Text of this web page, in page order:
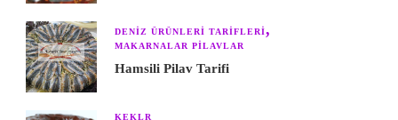
DENIZ ÜRÜNLERI TARIFLERI
MAKARNALAR PILAVLAR
Hamsili Pilav Tarifi
KEKLR